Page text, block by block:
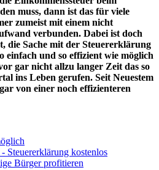
muss, dann ist das für viele
zumeist mit einem nicht
verbunden. Dabei ist doch
die Sache mit der Steuererklärung
einfach und so effizient wie möglich
gar nicht allzu langer Zeit das so
ins Leben gerufen. Seit Neuestem
von einer noch effizienteren
Steuererklärung kostenlos
Bürger profitieren